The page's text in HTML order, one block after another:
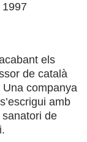
1997
els
de català
companya
amb
de